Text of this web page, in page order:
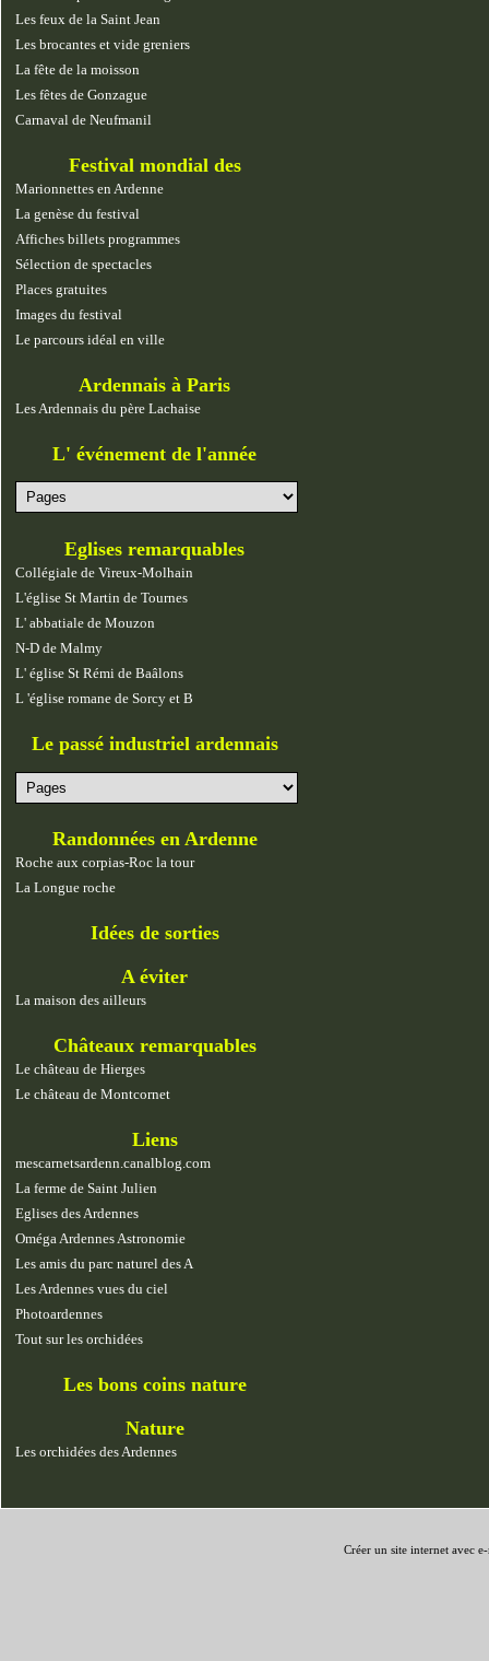
Les feux de la Saint Jean
Les brocantes et vide greniers
La fête de la moisson
Les fêtes de Gonzague
Carnaval de Neufmanil
Festival mondial des
marionnettes
Marionnettes en Ardenne
La genèse du festival
Affiches billets programmes
Sélection de spectacles
Places gratuites
Images du festival
Le parcours idéal en ville
Ardennais à Paris
Les Ardennais du père Lachaise
L' événement de l'année
Eglises remarquables
Collégiale de Vireux-Molhain
L'église St Martin de Tournes
L' abbatiale de Mouzon
N-D de Malmy
L' église St Rémi de Baâlons
L 'église romane de Sorcy et B
Le passé industriel ardennais
Randonnées en Ardenne
Roche aux corpias-Roc la tour
La Longue roche
Idées de sorties
A éviter
La maison des ailleurs
Châteaux remarquables
Le château de Hierges
Le château de Montcornet
Liens
mescarnetsardenn.canalblog.com
La ferme de Saint Julien
Eglises des Ardennes
Oméga Ardennes Astronomie
Les amis du parc naturel des A
Les Ardennes vues du ciel
Photoardennes
Tout sur les orchidées
Les bons coins nature
Nature
Les orchidées des Ardennes
Créer un site internet avec